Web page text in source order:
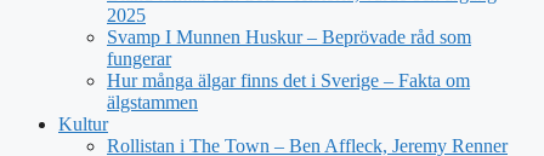
2025
Svamp I Munnen Huskur – Beprövade råd som
fungerar
Hur många älgar finns det i Sverige – Fakta om
älgstammen
Kultur
Rollistan i The Town – Ben Affleck, Jeremy Renner